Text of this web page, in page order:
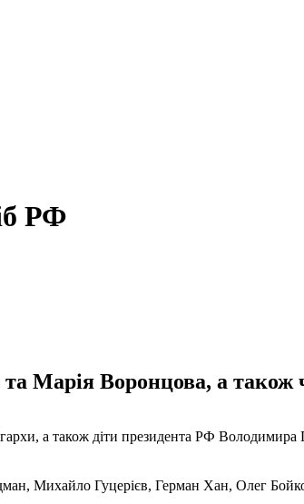
РФ
Марія Воронцова, а також
а також діти президента РФ Володимира
Михайло Гуцерієв, Герман Хан, Олег